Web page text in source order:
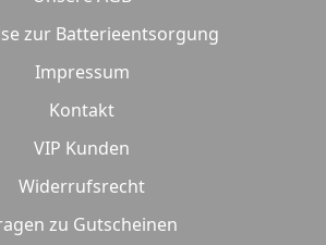
zur Batterieentsorgung
Impressum
Kontakt
VIP Kunden
Widerrufsrecht
zu Gutscheinen